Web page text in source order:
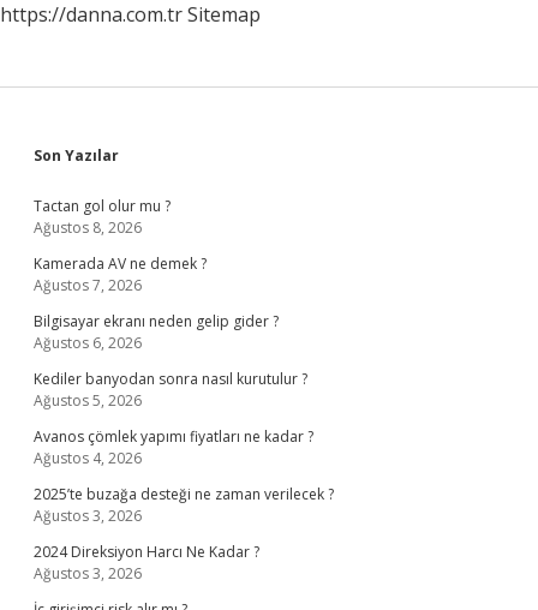
https://danna.com.trSitemap
Sidebar
Son Yazılar
Tactan gol olur mu ?
Ağustos 8, 2026
Kamerada AV ne demek ?
Ağustos 7, 2026
Bilgisayar ekranı neden gelip gider ?
Ağustos 6, 2026
Kediler banyodan sonra nasıl kurutulur ?
Ağustos 5, 2026
Avanos çömlek yapımı fiyatları ne kadar ?
Ağustos 4, 2026
2025’te buzağa desteği ne zaman verilecek ?
Ağustos 3, 2026
2024 Direksiyon Harcı Ne Kadar ?
Ağustos 3, 2026